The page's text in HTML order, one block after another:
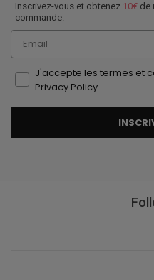
Inscrivez-vous et obtenez 10€ de
commande.
Email
J'accepte les termes et
Privacy Policy